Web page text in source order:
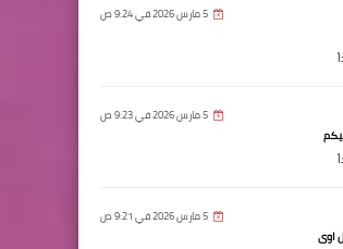
5 مارس 2026 في 9:24 ص
5 مارس 2026 في 9:23 ص
5 مارس 2026 في 9:21 ص
اوى